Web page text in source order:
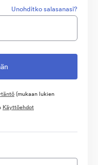
Unohditko salasanasi?
(mukaan lukien
Käyttöehdot